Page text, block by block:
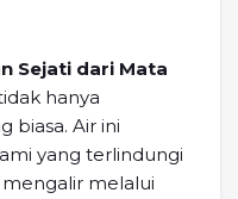
Sejati dari Mata
hanya
biasa. Air ini
yang terlindungi
melalui